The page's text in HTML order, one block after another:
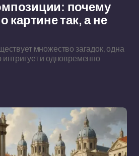
почему
картине так, а не
множество загадок, одна
и одновременно